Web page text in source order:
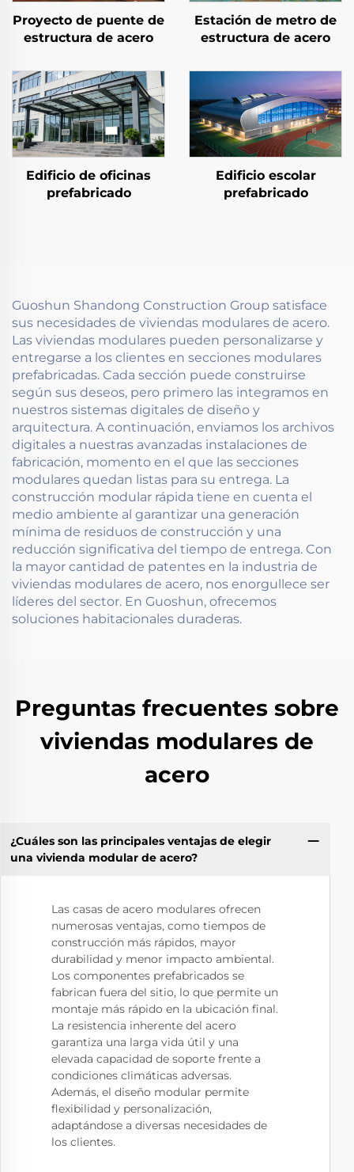
Proyecto de puente de
estructura de acero
Estación de metro de
estructura de acero
Edificio de oficinas
prefabricado
Edificio escolar
prefabricado
Guoshun Shandong Construction Group satisface
sus necesidades de viviendas modulares de acero.
Las viviendas modulares pueden personalizarse y
entregarse a los clientes en secciones modulares
prefabricadas. Cada sección puede construirse
según sus deseos, pero primero las integramos en
nuestros sistemas digitales de diseño y
arquitectura. A continuación, enviamos los archivos
digitales a nuestras avanzadas instalaciones de
fabricación, momento en el que las secciones
modulares quedan listas para su entrega. La
construcción modular rápida tiene en cuenta el
medio ambiente al garantizar una generación
mínima de residuos de construcción y una
reducción significativa del tiempo de entrega. Con
la mayor cantidad de patentes en la industria de
viviendas modulares de acero, nos enorgullece ser
líderes del sector. En Guoshun, ofrecemos
soluciones habitacionales duraderas.
Preguntas frecuentes sobre
viviendas modulares de
acero
¿Cuáles son las principales ventajas de elegir
una vivienda modular de acero?
Las casas de acero modulares ofrecen
numerosas ventajas, como tiempos de
construcción más rápidos, mayor
durabilidad y menor impacto ambiental.
Los componentes prefabricados se
fabrican fuera del sitio, lo que permite un
montaje más rápido en la ubicación final.
La resistencia inherente del acero
garantiza una larga vida útil y una
elevada capacidad de soporte frente a
condiciones climáticas adversas.
Además, el diseño modular permite
flexibilidad y personalización,
adaptándose a diversas necesidades de
los clientes.